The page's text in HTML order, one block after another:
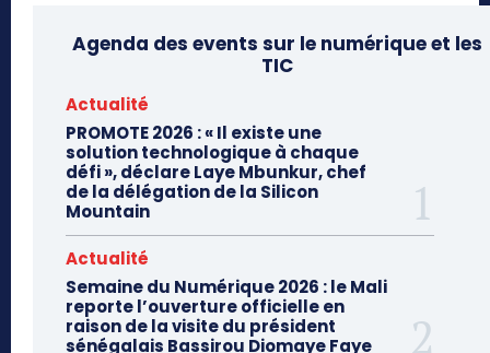
Agenda des events sur le numérique et les
TIC
Actualité
PROMOTE 2026 : « Il existe une
solution technologique à chaque
défi », déclare Laye Mbunkur, chef
de la délégation de la Silicon
Mountain
Actualité
Semaine du Numérique 2026 : le Mali
reporte l’ouverture officielle en
raison de la visite du président
sénégalais Bassirou Diomaye Faye